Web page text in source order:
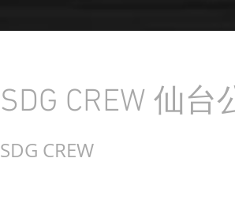
SDG CREW 仙台
SDG CREW